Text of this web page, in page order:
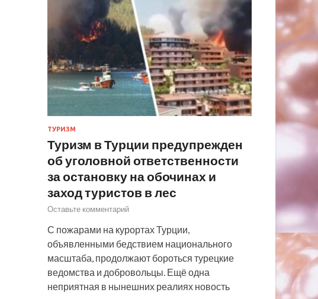
ТУРИЗМ
Туризм в Турции предупрежден
об уголовной ответственности
за остановку на обочинах и
заход туристов в лес
Оставьте комментарий
С пожарами на курортах Турции,
объявленными бедствием национального
масштаба, продолжают бороться турецкие
ведомства и добровольцы. Ещё одна
неприятная в нынешних реалиях новость